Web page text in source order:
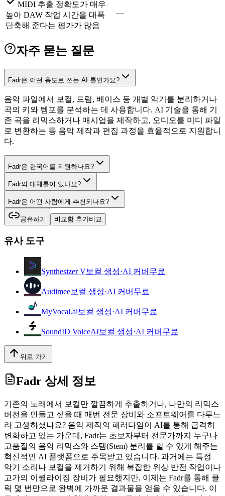
MIDI 추출 정확도가 매우
높아 DAW 작업 시간을 대폭
단축해 준다는 평가가 많음
—
자주 묻는 질문
Fadr은 어떤 용도로 쓰는 AI 툴인가요?
음악 파일에서 보컬, 드럼, 베이스 등 개별 악기를 분리하거나
곡의 키와 템포를 분석하는 데 사용합니다. AI 기술을 통해 기
존 곡을 리믹스하거나 매시업을 제작하고, 오디오를 미디 파일
로 변환하는 등 음악 제작과 편집 과정을 효율적으로 지원합니
다.
Fadr은 한국어를 지원하나요?
Fadr의 대체툴이 있나요?
Fadr은 어떤 사람에게 추천되나요?
공유하기 비교함 추가비교
유사 도구
Synthesizer V보컬 생성·AI 커버 무료
Audimee보컬 생성·AI 커버 무료
MyVocal.ai 보컬 생성·AI 커버 무료
SoundID VoiceAI보컬 생성·AI 커버 무료
위로 가기
Fadr 상세 정보
기존의 노래에서 보컬만 깔끔하게 추출하거나, 나만의 리믹스
버전을 만들고 싶을 때 매번 전문 장비와 소프트웨어를 다루느
라 고생하셨나요? 음악 제작의 패러다임이 AI를 통해 급격히
변화하고 있는 가운데, Fadr는 초보자부터 전문가까지 누구나
고품질의 음악 리믹스와 스템(Stem) 분리를 할 수 있게 해주는
혁신적인 AI 플랫폼으로 주목받고 있습니다. 과거에는 특정
악기 소리나 보컬을 제거하기 위해 복잡한 위상 반전 작업이나
고가의 이퀄라이징 장비가 필요했지만, 이제는 Fadr를 통해 클
릭 몇 번만으로 완벽에 가까운 결과물을 얻을 수 있습니다. 이